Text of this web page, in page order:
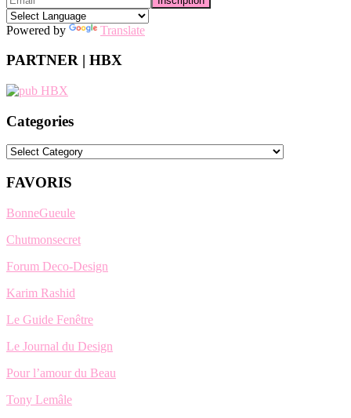
Powered by Translate
PARTNER | HBX
Categories
Categories
FAVORIS
BonneGueule
Chutmonsecret
Forum Deco-Design
Karim Rashid
Le Guide Fenêtre
Le Journal du Design
Pour l’amour du Beau
Tony Lemâle